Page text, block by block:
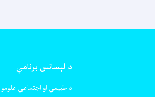
د لېسانس برنامې
د طبیعي او اجتماعي